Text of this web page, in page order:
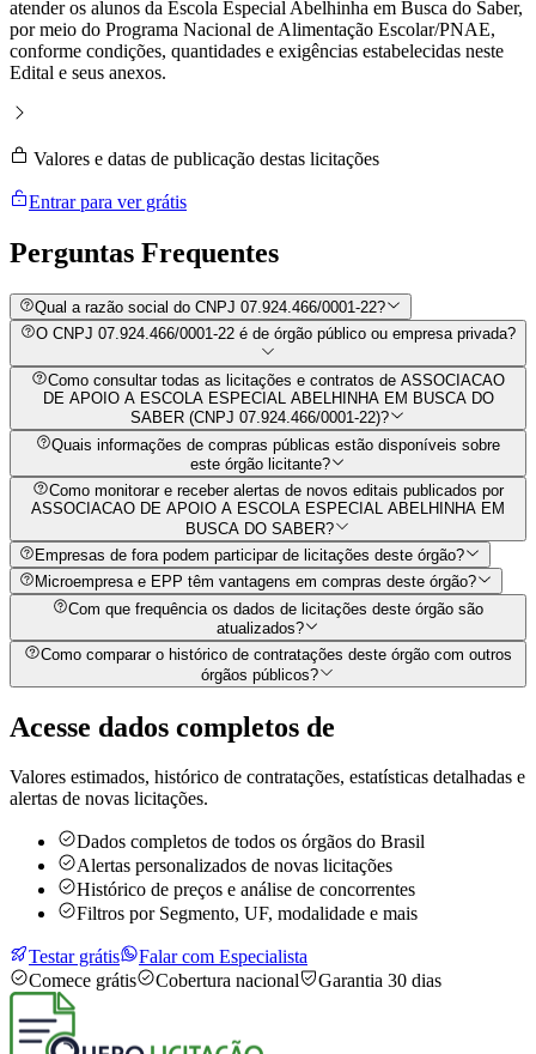
atender os alunos da Escola Especial Abelhinha em Busca do Saber,
por meio do Programa Nacional de Alimentação Escolar/PNAE,
conforme condições, quantidades e exigências estabelecidas neste
Edital e seus anexos.
Valores e datas de publicação destas licitações
Entrar para ver grátis
Perguntas Frequentes
Qual a razão social do CNPJ 07.924.466/0001-22?
O CNPJ 07.924.466/0001-22 é de órgão público ou empresa privada?
Como consultar todas as licitações e contratos de ASSOCIACAO
DE APOIO A ESCOLA ESPECIAL ABELHINHA EM BUSCA DO
SABER (CNPJ 07.924.466/0001-22)?
Quais informações de compras públicas estão disponíveis sobre
este órgão licitante?
Como monitorar e receber alertas de novos editais publicados por
ASSOCIACAO DE APOIO A ESCOLA ESPECIAL ABELHINHA EM
BUSCA DO SABER?
Empresas de fora podem participar de licitações deste órgão?
Microempresa e EPP têm vantagens em compras deste órgão?
Com que frequência os dados de licitações deste órgão são
atualizados?
Como comparar o histórico de contratações deste órgão com outros
órgãos públicos?
Acesse dados completos de
Valores estimados, histórico de contratações, estatísticas detalhadas e
alertas de novas licitações.
Dados completos de todos os órgãos do Brasil
Alertas personalizados de novas licitações
Histórico de preços e análise de concorrentes
Filtros por Segmento, UF, modalidade e mais
Testar grátis
Falar com Especialista
Comece grátis
Cobertura nacional Garantia 30 dias